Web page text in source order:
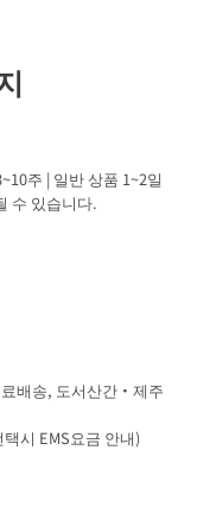
주 | 일반 상품 1~2일
수 있습니다.
배송, 도서산간·제주
시 EMS요금 안내)